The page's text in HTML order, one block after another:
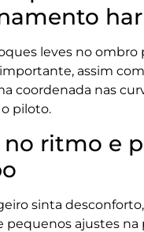
leves no ombro
assim
coordenada nas
piloto.
ritmo e
sinta
pequenos ajustes na